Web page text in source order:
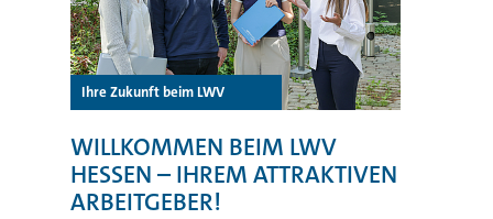
Ihre Zukunft beim LWV
WILLKOMMEN BEIM LWV
HESSEN – IHREM ATTRAKTIVEN
ARBEITGEBER!